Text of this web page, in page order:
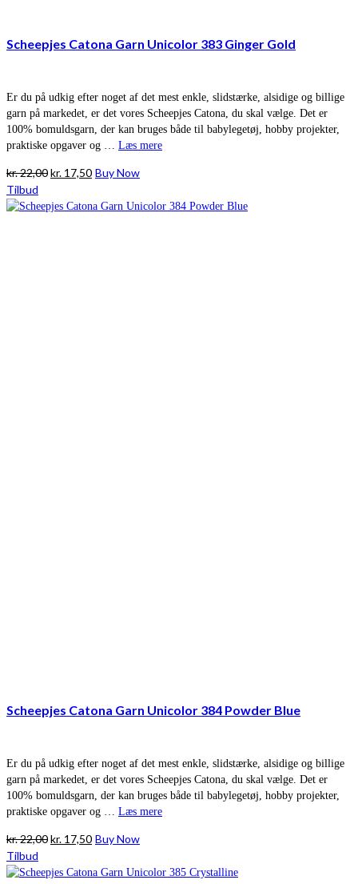
Scheepjes Catona Garn Unicolor 383 Ginger Gold
Er du på udkig efter noget af det mest enkle, slidstærke, alsidige og billige
garn på markedet, er det vores Scheepjes Catona, du skal vælge. Det er
100% bomuldsgarn, der kan bruges både til babylegetøj, hobby projekter,
praktiske opgaver og … Læs mere
kr.22,00Den
pris
kr. 17,50Den
pris
Buy Now
Tilbud
Scheepjes Catona Garn Unicolor 384 Powder Blue
Er du på udkig efter noget af det mest enkle, slidstærke, alsidige og billige
garn på markedet, er det vores Scheepjes Catona, du skal vælge. Det er
100% bomuldsgarn, der kan bruges både til babylegetøj, hobby projekter,
praktiske opgaver og … Læs mere
kr.22,00Den
pris
kr. 17,50Den
pris
Buy Now
Tilbud